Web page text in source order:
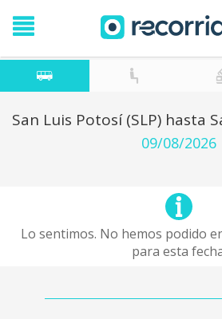
San Luis Potosí (SLP) hasta
09/08/2026
Lo sentimos. No hemos podido
para esta